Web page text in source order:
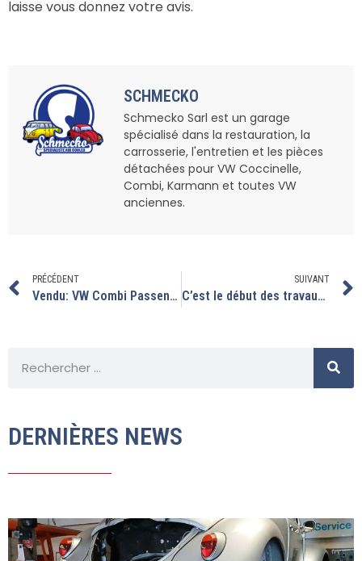
laisse vous donnez votre avis.
SCHMECKO
Schmecko Sarl est un garage
spécialisé dans la restauration, la
carrosserie, l'entretien et les pièces
détachées pour VW Coccinelle,
Combi, Karmann et toutes VW
anciennes.
PRÉCÉDENT
Vendu: VW Combi Passenger T2A 7 places
SUIVANT
C’est le début des travaux sur ce T2.
DERNIÈRES NEWS